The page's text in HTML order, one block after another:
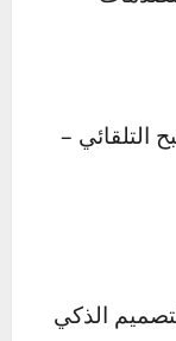
ما تكون
تنقل جزءًا أكبر
مما يقلل